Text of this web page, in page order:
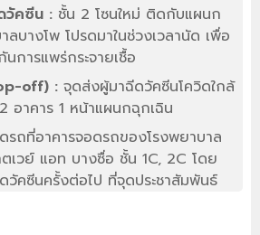
วัคซีน :ชั้น 2 โซนใหม่ ติดกับแผนก
บางโพ โปรดมาในช่วงเวลานัด เพื่อ
การแพร่กระจายเชื้อ
off) :จุดส่งผู้มาฉีดวัคซีนโควิดใกล้
อาคาร 1 หน้าแผนกฉุกเฉิน
ถที่อาคารจอดรถของโรงพยาบาล
เวย์ แอท บางซื่อ ชั้น 1C, 2C โดย
คซีนครั้งต่อไป ที่จุดประชาสัมพันธ์